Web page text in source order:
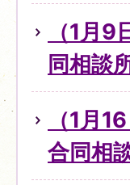
（1月
同相談
（1月
合同相